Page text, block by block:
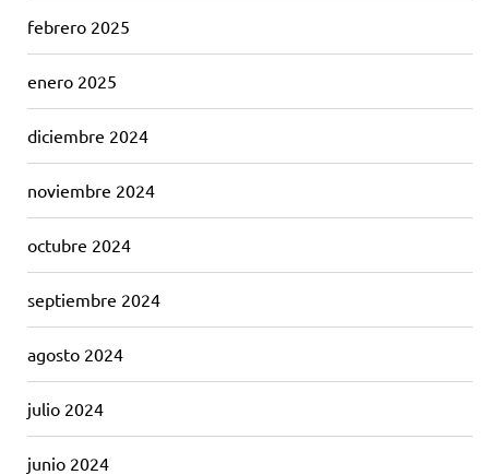
febrero 2025
enero 2025
diciembre 2024
noviembre 2024
octubre 2024
septiembre 2024
agosto 2024
julio 2024
junio 2024